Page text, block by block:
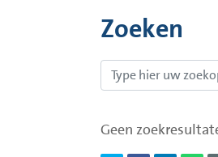
Zoeken
Geen